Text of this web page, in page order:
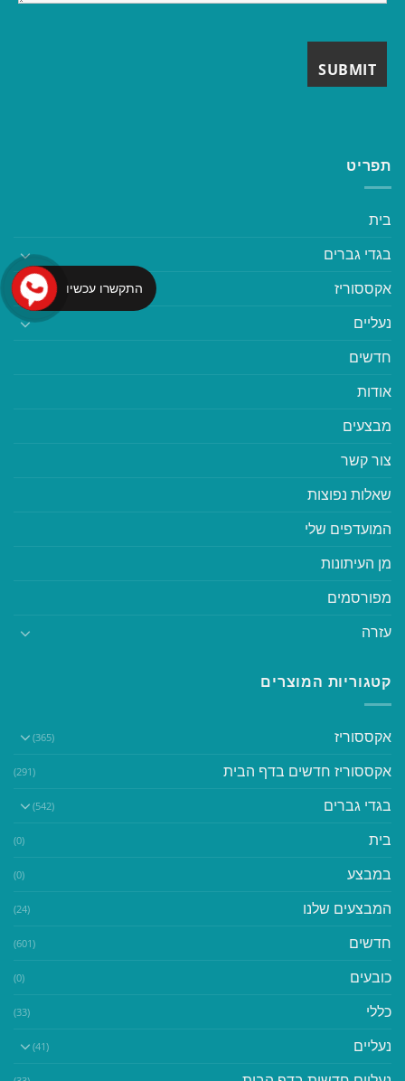
תפריט
בית
בגדי גברים
אקססוריז
נעליים
חדשים
אודות
מבצעים
צור קשר
שאלות נפוצות
המועדפים שלי
מן העיתונות
מפורסמים
עזרה
קטגוריות המוצרים
אקססוריז (365)
אקססוריז חדשים בדף הבית (291)
בגדי גברים (542)
בית (0)
במבצע (0)
המבצעים שלנו (24)
חדשים (601)
כובעים (0)
כללי (33)
נעליים (41)
התקשרו עכשיו